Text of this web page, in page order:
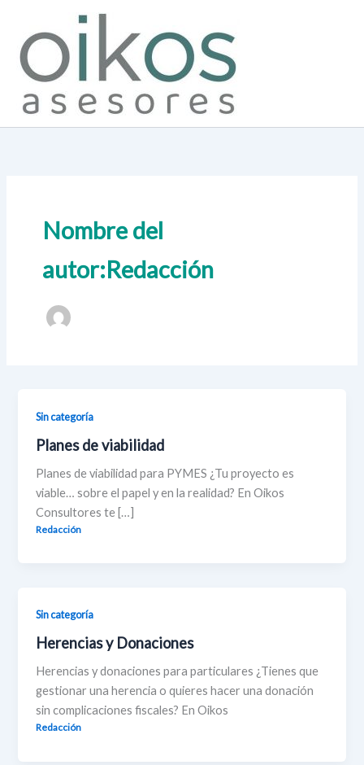
contenido
Nombre del
autor:Redacción
Sin categoría
Planes de viabilidad
Planes de viabilidad para PYMES ¿Tu proyecto es
viable… sobre el papel y en la realidad? En Oikos
Consultores te […]
Redacción
Sin categoría
Herencias y Donaciones
Herencias y donaciones para particulares ¿Tienes que
gestionar una herencia o quieres hacer una donación
sin complicaciones fiscales? En Oikos
Redacción